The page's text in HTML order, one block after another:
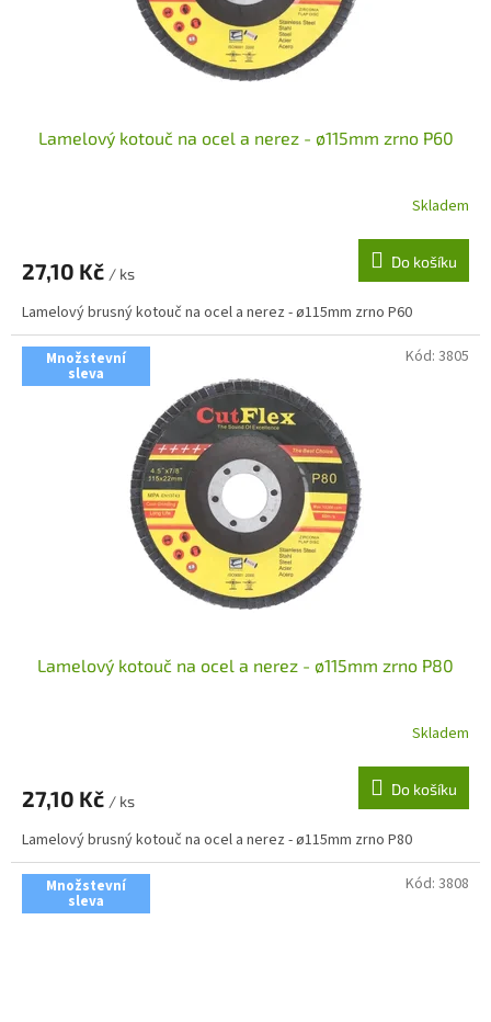
Lamelový kotouč na ocel a nerez - ø115mm zrno P60
Skladem
27,10 Kč / ks
Do košíku
Lamelový brusný kotouč na ocel a nerez - ø115mm zrno P60
Množstevní
sleva
Lamelový kotouč na ocel a nerez - ø115mm zrno P80
Skladem
27,10 Kč / ks
Do košíku
Lamelový brusný kotouč na ocel a nerez - ø115mm zrno P80
Kód: 3805
Množstevní
sleva
Kód: 3808